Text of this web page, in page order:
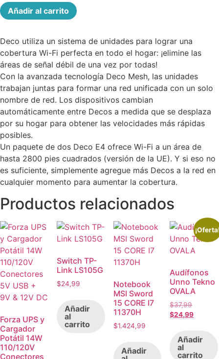
Router
TP-
LINK
E4
WIFI-
MESH
cantidad
Añadir al carrito
Deco utiliza un sistema de unidades para lograr una
cobertura Wi-Fi perfecta en todo el hogar: ¡elimine las
áreas de señal débil de una vez por todas!
Con la avanzada tecnología Deco Mesh, las unidades
trabajan juntas para formar una red unificada con un solo
nombre de red. Los dispositivos cambian
automáticamente entre Decos a medida que se desplaza
por su hogar para obtener las velocidades más rápidas
posibles.
Un paquete de dos Deco E4 ofrece Wi-Fi a un área de
hasta 2800 pies cuadrados (versión de la UE). Y si eso no
es suficiente, simplemente agregue más Decos a la red en
cualquier momento para aumentar la cobertura.
Productos relacionados
Forza UPS y
Cargador
Potátil 14W
110/120V
Conectores
Switch TP-
Link LS105G
$24,99
Añadir
al
carrito
Notebook
MSI Sword
15 CORE I7
11370H
$1.424,99
Añadir
Audífonos
Unno Tekno
OVALA
$37,99El
precio
$37,99.
$24,99El
es:
$24,99.
Añadir
al
carrito